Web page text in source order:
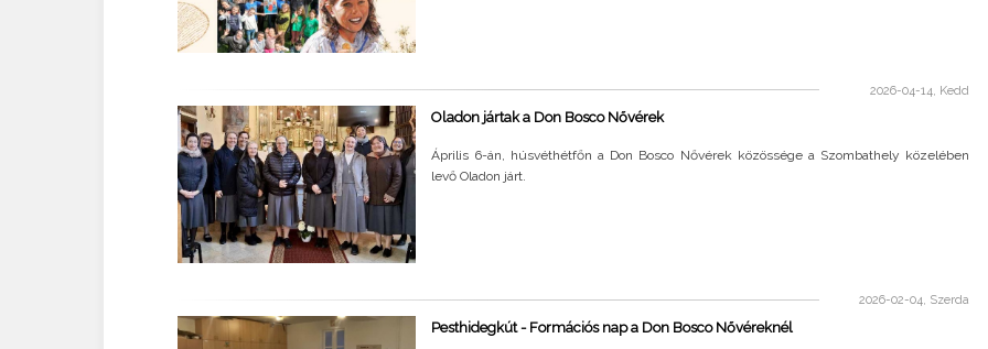
2026-04-14, Kedd
Oladon jártak a Don Bosco Nővérek
Április 6-án, húsvéthétfőn a Don Bosco Nővérek közössége a Szombathely közelében
levő Oladon járt.
2026-02-04, Szerda
Pesthidegkút - Formációs nap a Don Bosco Nővéreknél